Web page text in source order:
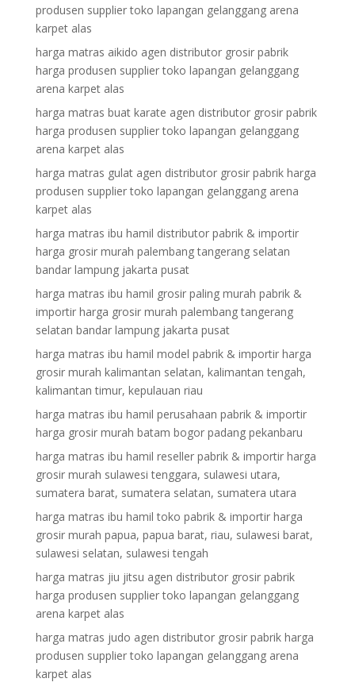
produsen supplier toko lapangan gelanggang arena
karpet alas
harga matras aikido agen distributor grosir pabrik
harga produsen supplier toko lapangan gelanggang
arena karpet alas
harga matras buat karate agen distributor grosir pabrik
harga produsen supplier toko lapangan gelanggang
arena karpet alas
harga matras gulat agen distributor grosir pabrik harga
produsen supplier toko lapangan gelanggang arena
karpet alas
harga matras ibu hamil distributor pabrik & importir
harga grosir murah palembang tangerang selatan
bandar lampung jakarta pusat
harga matras ibu hamil grosir paling murah pabrik &
importir harga grosir murah palembang tangerang
selatan bandar lampung jakarta pusat
harga matras ibu hamil model pabrik & importir harga
grosir murah kalimantan selatan, kalimantan tengah,
kalimantan timur, kepulauan riau
harga matras ibu hamil perusahaan pabrik & importir
harga grosir murah batam bogor padang pekanbaru
harga matras ibu hamil reseller pabrik & importir harga
grosir murah sulawesi tenggara, sulawesi utara,
sumatera barat, sumatera selatan, sumatera utara
harga matras ibu hamil toko pabrik & importir harga
grosir murah papua, papua barat, riau, sulawesi barat,
sulawesi selatan, sulawesi tengah
harga matras jiu jitsu agen distributor grosir pabrik
harga produsen supplier toko lapangan gelanggang
arena karpet alas
harga matras judo agen distributor grosir pabrik harga
produsen supplier toko lapangan gelanggang arena
karpet alas